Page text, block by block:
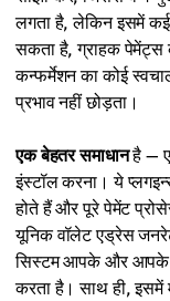
लगता है, लेकिन इसमें
सकता है, ग्राहक पेमेंट्स
कन्फर्मेशन का कोई
प्रभाव नहीं छोड़ता।
एक बेहतर समाधानहै —
इंस्टॉल करना। ये
होते हैं और पूरे पेमेंट
यूनिक वॉलेट एड्रेस
सिस्टम आपके और आपके
करता है। साथ ही, इसमें